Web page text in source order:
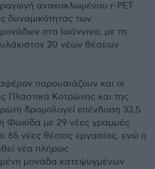
ανακυκλωμένου r-PET
δυναμικότητας των
στα Ιωάννινα, με τη
20 νέων θέσεων
παρουσιάζουν και οι
Πλαστικά Κοτρώνης και της
δρομολογεί επένδυση 33,5
Φωκίδα με 29 νέες γραμμές
65 νέες θέσεις εργασίας, ενώ η
νέα πλήρως
μονάδα κατεψυγμένων